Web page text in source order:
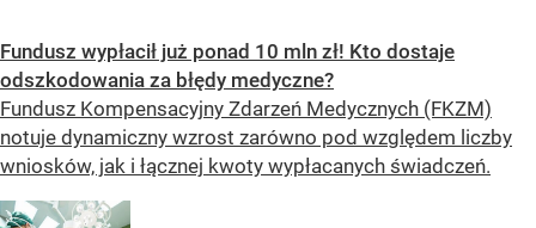
Fundusz wypłacił już ponad 10 mln zł! Kto dostaje
odszkodowania za błędy medyczne?
Fundusz Kompensacyjny Zdarzeń Medycznych (FKZM)
notuje dynamiczny wzrost zarówno pod względem liczby
wniosków, jak i łącznej kwoty wypłacanych świadczeń.